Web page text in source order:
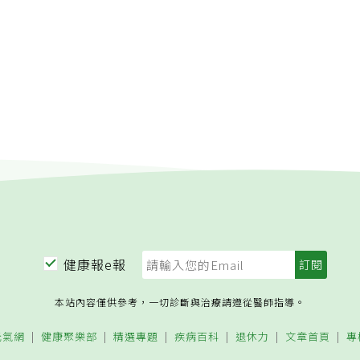
健康報e報
本站內容僅供參考，一切診斷與治療請遵從醫師指導。
網 健康聚樂部 精選專題 疾病百科 退休力 文章首頁